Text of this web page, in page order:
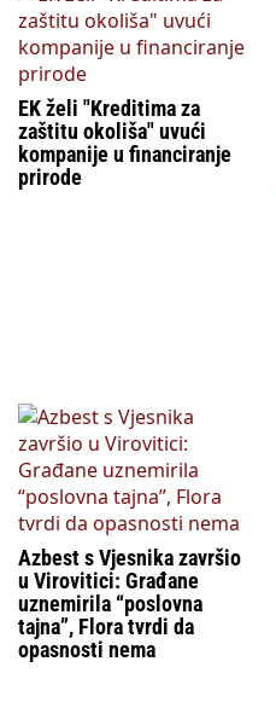
EK želi "Kreditima za
zaštitu okoliša" uvući
kompanije u financiranje
prirode
Azbest s Vjesnika završio
u Virovitici: Građane
uznemirila “poslovna
tajna”, Flora tvrdi da
opasnosti nema